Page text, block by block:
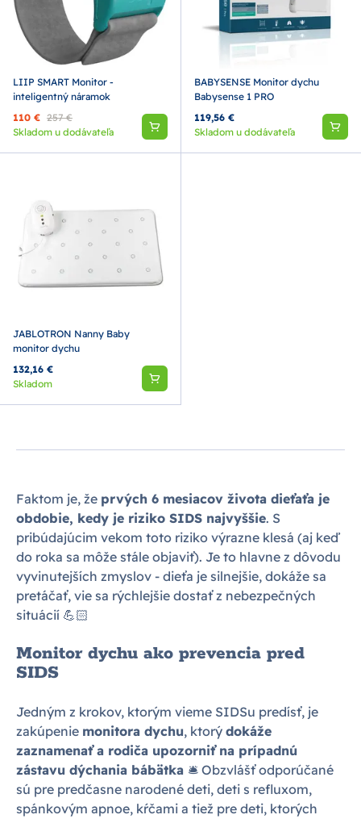
LIIP SMART Monitor -
inteligentný náramok
110 € 257 €
Skladom u dodávateľa
BABYSENSE Monitor dychu
Babysense 1 PRO
119,56 €
Skladom u dodávateľa
JABLOTRON Nanny Baby
monitor dychu
132,16 €
Skladom
Faktom je, že prvých 6 mesiacov života dieťaťa je
obdobie, kedy je riziko SIDS najvyššie. S
pribúdajúcim vekom toto riziko výrazne klesá (aj keď
do roka sa môže stále objaviť). Je to hlavne z dôvodu
vyvinutejších zmyslov - dieťa je silnejšie, dokáže sa
pretáčať, vie sa rýchlejšie dostať z nebezpečných
situácií 💪🏻
Monitor dychu ako prevencia pred
SIDS
Jedným z krokov, ktorým vieme SIDSu predísť, je
zakúpenie monitora dychu, ktorý dokáže
zaznamenať a rodiča upozorniť na prípadnú
zástavu dýchania bábätka 🛎 Obzvlášť odporúčané
sú pre predčasne narodené deti, deti s refluxom,
spánkovým apnoe, kŕčami a tiež pre deti, ktorých